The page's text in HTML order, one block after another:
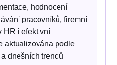
hodnocení
pracovníků, firemní
HR i efektivní
aktualizována podle
dnešních trendů